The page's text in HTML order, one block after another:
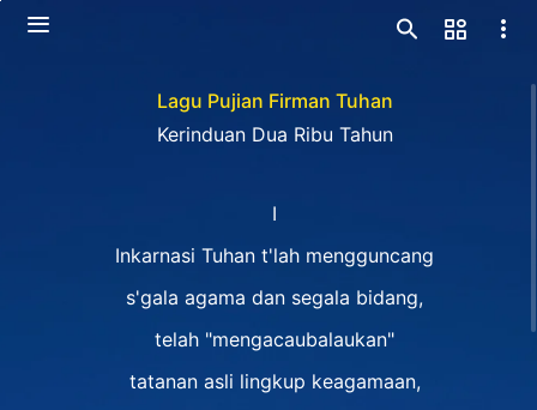
Lagu Pujian Firman Tuhan
Kerinduan Dua Ribu Tahun
I
Inkarnasi Tuhan t'lah mengguncang
s'gala agama dan segala bidang,
telah "mengacaubalaukan"
tatanan asli lingkup keagamaan,